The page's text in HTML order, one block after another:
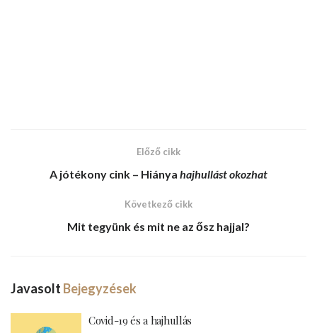
Előző cikk
A jótékony cink – Hiánya hajhullást okozhat
Következő cikk
Mit tegyünk és mit ne az ősz hajjal?
Javasolt Bejegyzések
Covid-19 és a hajhullás